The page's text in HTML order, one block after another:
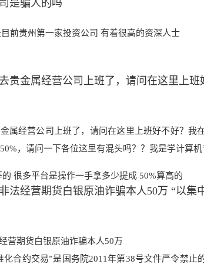
是骗人的吗
前贵州第一家投资公司 有着很高的资深人士
贵金属经营公司上班了，请问在这里上班
属经营公司上班了，请问在这里上班好不好？我
，请问一下各位这里有混头吗？？我是学计算机
很多平台是操作一手拿多少提成 50%算高的
法经营期货白银原油诈骗本人50万 “以集
营期货白银原油诈骗本人50万
化合约交易”是国务院2011年第38号文件严令禁止